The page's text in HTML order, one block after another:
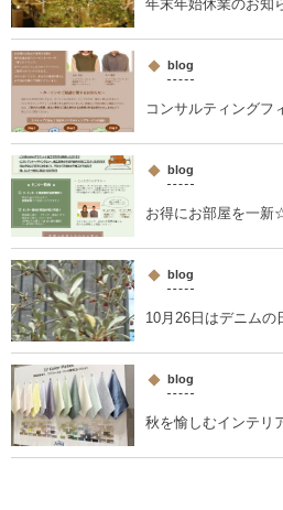
年末年始休業のお知
blog
コンサルティングフ
blog
お得にお部屋を一新
blog
10月26日はデニムの
blog
秋を愉しむインテリ